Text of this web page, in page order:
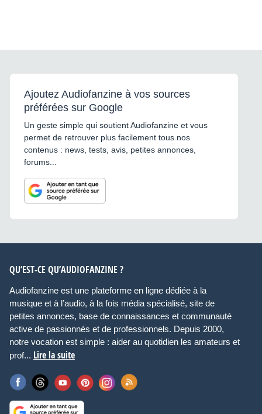
Ajoutez Audiofanzine à vos sources
préférées sur Google
Un geste simple qui soutient Audiofanzine et vous
permet de retrouver plus facilement tous nos
contenus : news, tests, avis, petites annonces,
forums...
QU’EST-CE QU’AUDIOFANZINE ?
Audiofanzine est une plateforme en ligne dédiée à la
musique et à l’audio, à la fois média spécialisé, site de
petites annonces, base de connaissances et communauté
active de passionnés et de professionnels. Depuis 2000,
notre vocation est simple : aider au quotidien les amateurs et
prof... Lire la suite